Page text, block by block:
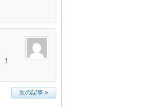
次の記事 »